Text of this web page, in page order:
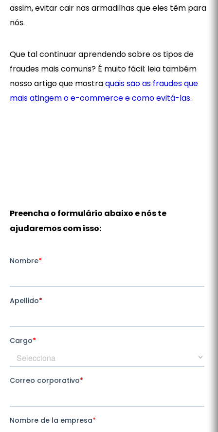
assim, evitar cair nas armadilhas que eles têm para
nós.
‍Que tal continuar aprendendo sobre os tipos de
fraudes mais comuns? É muito fácil: leia também
nosso artigo que mostraquais são as fraudes que
mais atingem o e-commerce e como evitá-las.
Preencha o formulário abaixo e nós te
ajudaremos com isso: